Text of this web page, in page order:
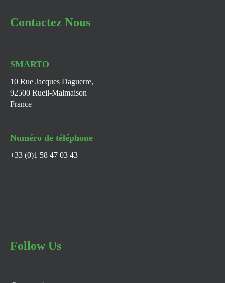
Contactez Nous
SMARTO
10 Rue Jacques Daguerre,
92500 Rueil-Malmaison
France
Numéro de téléphone
+33 (0)1 58 47 03 43
Follow Us